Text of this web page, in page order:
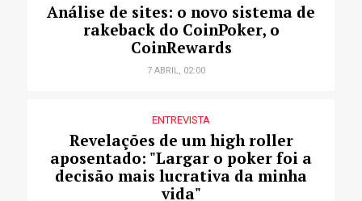
Análise de sites: o novo sistema de
rakeback do CoinPoker, o
CoinRewards
7 ABRIL, 02:00
ENTREVISTA
Revelações de um high roller
aposentado: "Largar o poker foi a
decisão mais lucrativa da minha
vida"